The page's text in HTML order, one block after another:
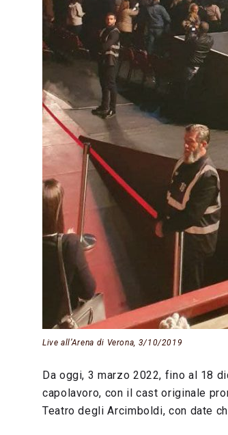
Live all’Arena di Verona, 3/10/2019
Da oggi, 3 marzo 2022, fino al 18
capolavoro, con il cast originale
Teatro degli Arcimboldi, con date